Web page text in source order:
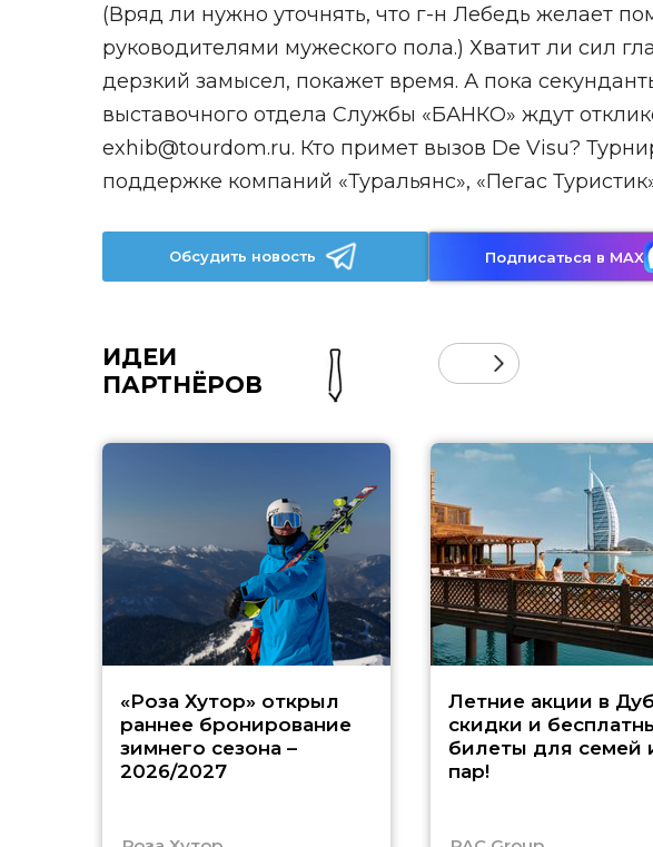
(Вряд ли нужно уточнять, что г-н Лебедь желает
руководителями мужеского пола.) Хватит ли сил
дерзкий замысел, покажет время. А пока
выставочного отдела Службы «БАНКО» ждут
exhib@tourdom.ru. Кто примет вызов De Visu?
поддержке компаний «Туральянс», «Пегас
Обсудить новость Подписаться в MAX
ИДЕИ
ПАРТНЁРОВ
«Роза Хутор» открыл
раннее бронирование
зимнего сезона –
2026/2027
Летние акции в
скидки и
билеты для семей
пар!